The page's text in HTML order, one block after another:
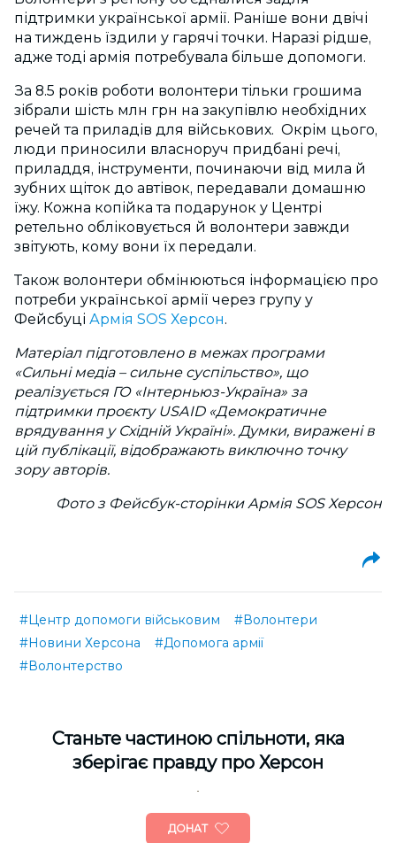
підтримки української армії. Раніше вони двічі
на тиждень їздили у гарячі точки. Наразі рідше,
адже тоді армія потребувала більше допомоги.
За 8.5 років роботи волонтери тільки грошима
зібрали шість млн грн на закупівлю необхідних
речей та приладів для військових. Окрім цього,
люди приносили власноруч придбані речі,
приладдя, інструменти, починаючи від мила й
зубних щіток до автівок, передавали домашню
їжу. Кожна копійка та подарунок у Центрі
ретельно обліковується й волонтери завжди
звітують, кому вони їх передали.
Також волонтери обмінюються інформацією про
потреби української армії через групу у
Фейсбуці Армія SOS Херсон.
Матеріал підготовлено в межах програми
«Сильні медіа – сильне суспільство», що
реалізується ГО «Інтерньюз-Україна» за
підтримки проєкту USAID «Демократичне
врядування у Східній Україні». Думки, виражені в
цій публікації, відображають виключно точку
зору авторів.
Фото з Фейсбук-сторінки Армія SOS Херсон
#Центр допомоги військовим
#Волонтери
#Новини Херсона
#Допомога армії
#Волонтерство
Cтаньте частиною спільноти, яка
зберігає правду про Херсон
ДОНАТ